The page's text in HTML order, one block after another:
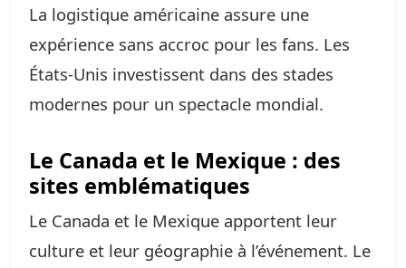
La logistique américaine assure une
expérience sans accroc pour les fans. Les
États-Unis investissent dans des stades
modernes pour un spectacle mondial.
Le Canada et le Mexique : des
sites emblématiques
Le Canada et le Mexique apportent leur
culture et leur géographie à l’événement. Le